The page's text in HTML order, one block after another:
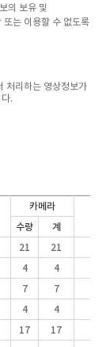
의 보유 및
또는 이용할 수 없도록
처리하는 영상정보가
.
카메라
수량
계
21 21
4 4
7 7
4
4
17 17